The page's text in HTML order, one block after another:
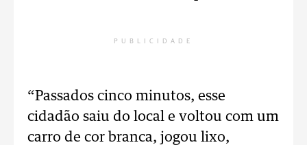
PUBLICIDADE
“Passados cinco minutos, esse
cidadão saiu do local e voltou com um
carro de cor branca, jogou lixo,